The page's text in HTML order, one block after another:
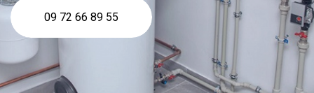
09 72 66 89 55